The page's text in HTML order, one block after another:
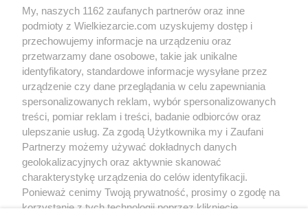
Tak ciasta wykładamy na blachę według przepisu , ja cisto
piekę ok godziny aż nabierze rumianego koloru w 200
tyniunia123 (2008-11-26 09:21)
Dodaj proszę fotkę bo bardzo chciałabym je zobaczyć
Skomentuj
Wersja mobilna Napisz do nas
Regulamin
Polityka cookies
Polityka prywatności Reklama
My, naszych 1162 zaufanych partnerów oraz inne
podmioty z Wielkiezarcie.com uzyskujemy dostęp i
przechowujemy informacje na urządzeniu oraz
przetwarzamy dane osobowe, takie jak unikalne
identyfikatory, standardowe informacje wysyłane przez
urządzenie czy dane przeglądania w celu zapewniania
spersonalizowanych reklam, wybór spersonalizowanych
treści, pomiar reklam i treści, badanie odbiorców oraz
ulepszanie usług. Za zgodą Użytkownika my i Zaufani
Partnerzy możemy używać dokładnych danych
geolokalizacyjnych oraz aktywnie skanować
charakterystykę urządzenia do celów identyfikacji.
Ponieważ cenimy Twoją prywatność, prosimy o zgodę na
korzystanie z tych technologii poprzez kliknięcie